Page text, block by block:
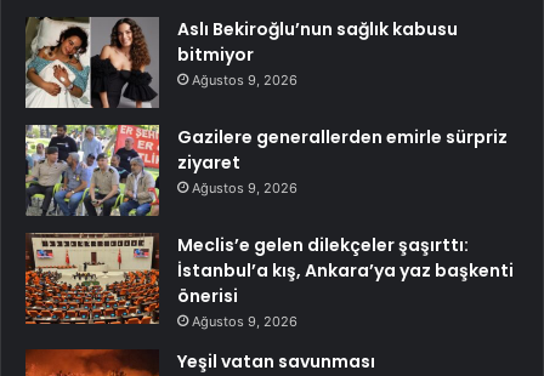
Aslı Bekiroğlu’nun sağlık kabusu
bitmiyor
Ağustos 9, 2026
Gazilere generallerden emirle sürpriz
ziyaret
Ağustos 9, 2026
Meclis’e gelen dilekçeler şaşırttı:
İstanbul’a kış, Ankara’ya yaz başkenti
önerisi
Ağustos 9, 2026
Yeşil vatan savunması